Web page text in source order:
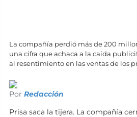
La compañía perdió más de 200
una cifra que achaca a la caída
al resentimiento en las ventas de los
Por Redacción
Prisa saca la tijera. La compañía